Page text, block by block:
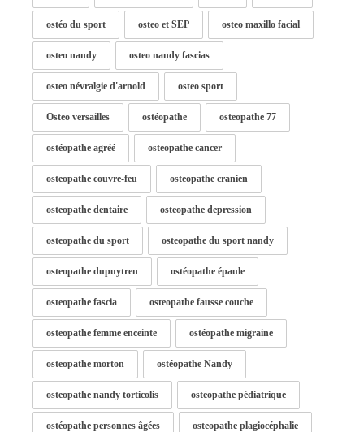
ostéo du sport osteo et SEP osteo maxillo facial
osteo nandy osteo nandy fascias
osteo névralgie d'arnold osteo sport
Osteo versailles ostéopathe osteopathe 77
ostéopathe agréé osteopathe cancer
osteopathe couvre-feu osteopathe cranien
osteopathe dentaire osteopathe depression
osteopathe du sport osteopathe du sport nandy
osteopathe dupuytren ostéopathe épaule
osteopathe fascia osteopathe fausse couche
osteopathe femme enceinte ostéopathe migraine
osteopathe morton ostéopathe Nandy
osteopathe nandy torticolis osteopathe pédiatrique
ostéopathe personnes âgées osteopathe plagiocéphalie